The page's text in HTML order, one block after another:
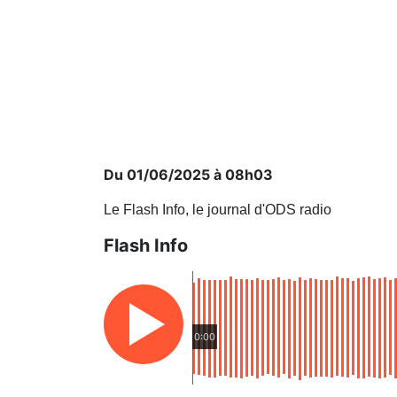
Du 01/06/2025 à 08h03
Le Flash Info, le journal d'ODS radio
Flash Info
0:00